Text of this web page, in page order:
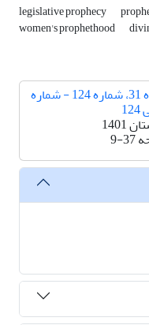
legislative prophecy
women's prophethood
دوره 31، شماره 124 - شماره
1401
9-37